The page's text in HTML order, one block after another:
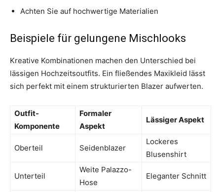
Achten Sie auf hochwertige Materialien
Beispiele für gelungene Mischlooks
Kreative Kombinationen machen den Unterschied bei
lässigen Hochzeitsoutfits. Ein fließendes Maxikleid lässt
sich perfekt mit einem strukturierten Blazer aufwerten.
Outfit-
Komponente
Formaler
Aspekt
Lässiger Aspekt
Oberteil Seidenblazer
Lockeres
Blusenshirt
Unterteil
Weite Palazzo-
Hose
Eleganter Schnitt